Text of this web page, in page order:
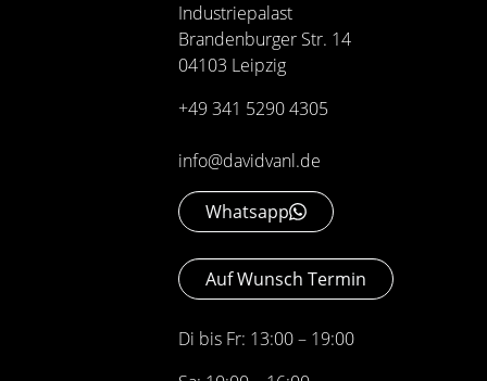
Industriepalast
Brandenburger Str. 14
04103 Leipzig
+49 341 5290 4305
info@davidvanl.de
Whatsapp
Auf Wunsch Termin
Di bis Fr: 13:00 – 19:00